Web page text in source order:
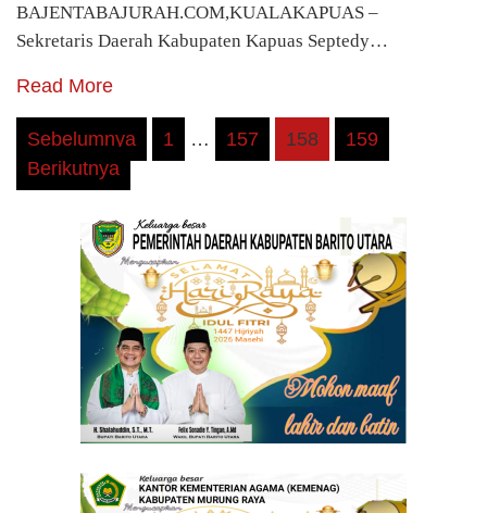
BAJENTABAJURAH.COM,KUALAKAPUAS –
Sekretaris Daerah Kabupaten Kapuas Septedy…
Read More
Paginasi
pos
Sebelumnya 1 … 157 158
159
Berikutnya